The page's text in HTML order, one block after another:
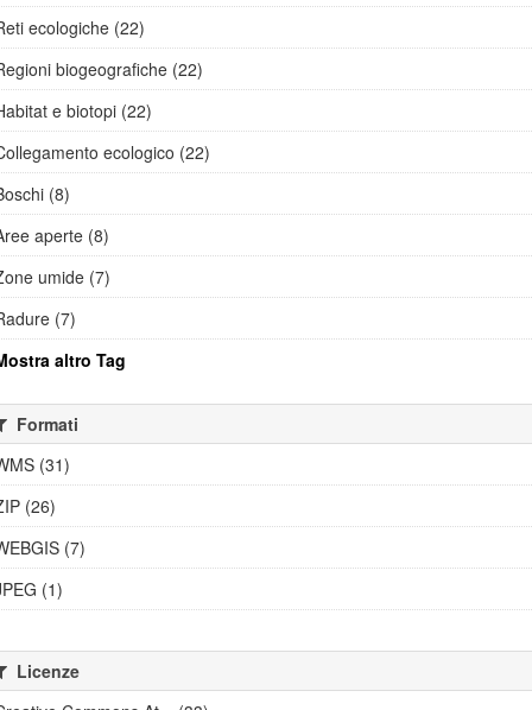
ecologiche (22)
biogeografiche (22)
e biotopi (22)
ecologico (22)
(8)
aperte (8)
umide (7)
(7)
altro Tag
Formati
(31)
(26)
(7)
(1)
Licenze